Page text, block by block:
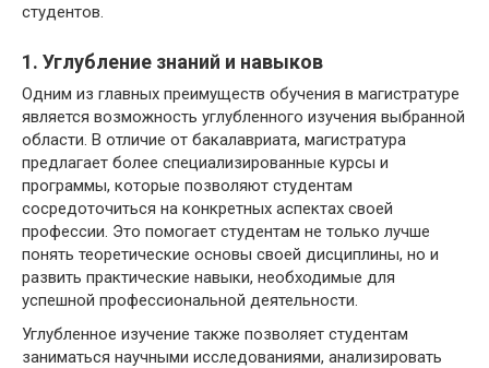
студентов.
1. Углубление знаний и навыков
Одним из главных преимуществ обучения в магистратуре
является возможность углубленного изучения выбранной
области. В отличие от бакалавриата, магистратура
предлагает более специализированные курсы и
программы, которые позволяют студентам
сосредоточиться на конкретных аспектах своей
профессии. Это помогает студентам не только лучше
понять теоретические основы своей дисциплины, но и
развить практические навыки, необходимые для
успешной профессиональной деятельности.
Углубленное изучение также позволяет студентам
заниматься научными исследованиями, анализировать